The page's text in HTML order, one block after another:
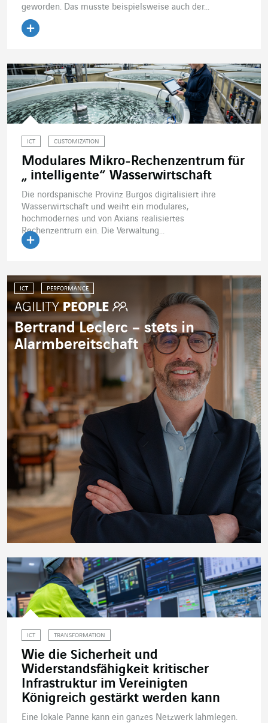
geworden. Das musste beispielsweise auch der...
ICT CUSTOMIZATION
Modulares Mikro-Rechenzentrum für
„ intelligente“ Wasserwirtschaft
Die nordspanische Provinz Burgos digitalisiert ihre
Wasserwirtschaft und weiht ein modulares,
hochmodernes und von Axians realisiertes
Rechenzentrum ein. Die Verwaltung...
ICT PERFORMANCE
Bertrand Leclerc – stets in
Alarmbereitschaft
ICT TRANSFORMATION
Wie die Sicherheit und
Widerstandsfähigkeit kritischer
Infrastruktur im Vereinigten
Königreich gestärkt werden kann
Eine lokale Panne kann ein ganzes Netzwerk lahmlegen.